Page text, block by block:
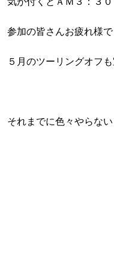
参加の皆さんお疲れ様で
５月のツーリングオフ
それまでに色々やらな